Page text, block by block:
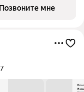
метро
до
Позвоните мне